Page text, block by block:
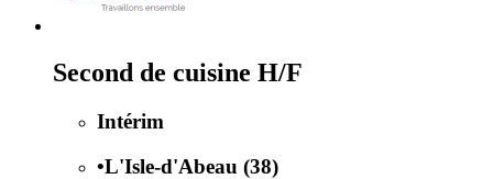
Second de cuisine H/F
Intérim
•L'Isle-d'Abeau (38)